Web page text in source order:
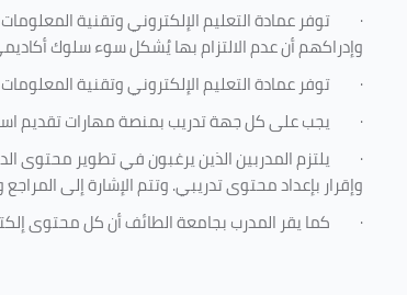
· توفر عمادة التعليم الإلكتروني وتقنية
وإدراكهم أن عدم الالتزام بها يُشكل سوء سلوك
· توفر عمادة التعليم الإلكتروني وتقنية
· يجب على كل جهة تدريب بمنصة مهارات تقديم
· يلتزم المدربين الذين يرغبون في تطوير محتوى
وإقرار بإعداد محتوى تدريبي. وتتم الإشارة إلى
· كما يقر المدرب بجامعة الطائف أن كل محتوى